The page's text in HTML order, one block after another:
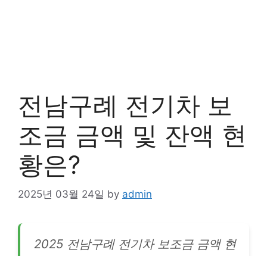
전남구례 전기차 보
조금 금액 및 잔액 현
황은?
2025년 03월 24일 by admin
2025 전남구례 전기차보조금 금액 현